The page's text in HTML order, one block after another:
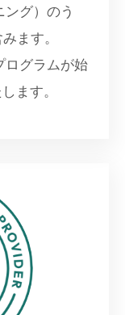
グ）のう
ます。
ログラムが始
ます。